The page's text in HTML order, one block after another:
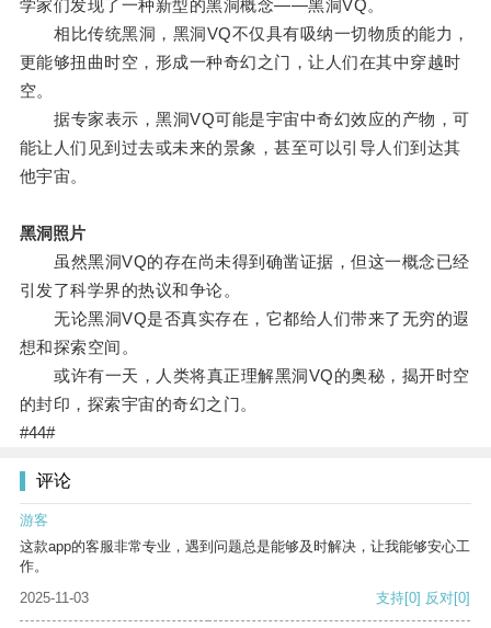
学家们发现了一种新型的黑洞概念——黑洞VQ。
相比传统黑洞，黑洞VQ不仅具有吸纳一切物质的能力，
更能够扭曲时空，形成一种奇幻之门，让人们在其中穿越时
空。
据专家表示，黑洞VQ可能是宇宙中奇幻效应的产物，可
能让人们见到过去或未来的景象，甚至可以引导人们到达其
他宇宙。
黑洞照片
虽然黑洞VQ的存在尚未得到确凿证据，但这一概念已经
引发了科学界的热议和争论。
无论黑洞VQ是否真实存在，它都给人们带来了无穷的遐
想和探索空间。
或许有一天，人类将真正理解黑洞VQ的奥秘，揭开时空
的封印，探索宇宙的奇幻之门。
#44#
评论
游客
这款app的客服非常专业，遇到问题总是能够及时解决，让我能够安心工
作。
2025-11-03
支持[0] 反对[0]